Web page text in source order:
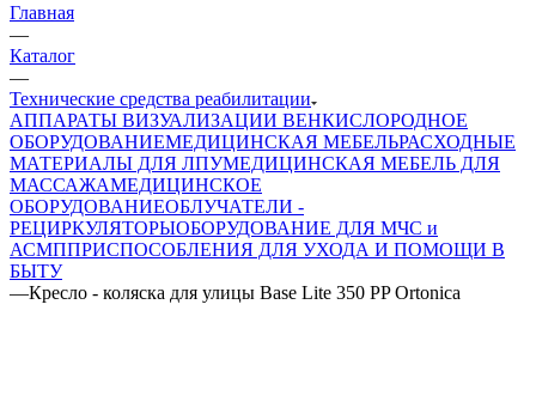
Главная
—
Каталог
—
Технические средства реабилитации
АППАРАТЫ ВИЗУАЛИЗАЦИИ ВЕНКИСЛОРОДНОЕ
ОБОРУДОВАНИЕМЕДИЦИНСКАЯ МЕБЕЛЬРАСХОДНЫЕ
МАТЕРИАЛЫ ДЛЯ ЛПУМЕДИЦИНСКАЯ МЕБЕЛЬ ДЛЯ
МАССАЖАМЕДИЦИНСКОЕ
ОБОРУДОВАНИЕОБЛУЧАТЕЛИ -
РЕЦИРКУЛЯТОРЫОБОРУДОВАНИЕ ДЛЯ МЧС и
АСМППРИСПОСОБЛЕНИЯ ДЛЯ УХОДА И ПОМОЩИ В
БЫТУ
—Кресло - коляска для улицы Base Lite 350 PP Ortonica